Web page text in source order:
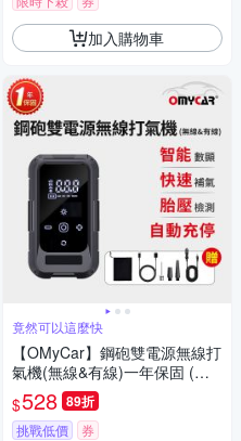
加入購物車
竟然可以這麼快
【OMyCar】鋼砲雙電源無線打
氣機(無線&有線)一年保固 (汽
車打氣機 輪胎打氣機 胎壓檢
測)
$528 89折
挑戰低價 券